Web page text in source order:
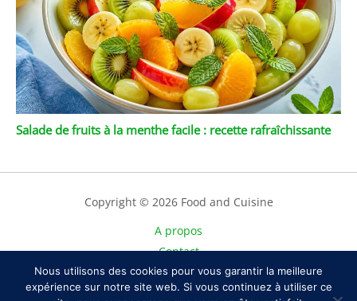
Salade de fruits à la menthe facile : recette rafraîchissante
Copyright © 2026 Food and Cuisine
A propos
Contact
Plan du site
Mentions légales
Nous utilisons des cookies pour vous garantir la meilleure
expérience sur notre site web. Si vous continuez à utiliser ce